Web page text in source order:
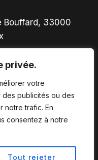
privée.
votre
publicités ou des
notre trafic. En
consentez à notre
Tout rejeter
Bouffard, 33000
de vente